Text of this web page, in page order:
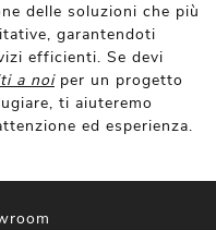
delle soluzioni che più
garantendoti
efficienti. Se devi
a noiper un progetto
ti aiuteremo
ed esperienza.